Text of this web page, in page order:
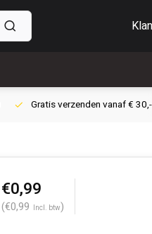
Gratis verzenden vanaf €
€0,99
(€0,99 Incl. btw)